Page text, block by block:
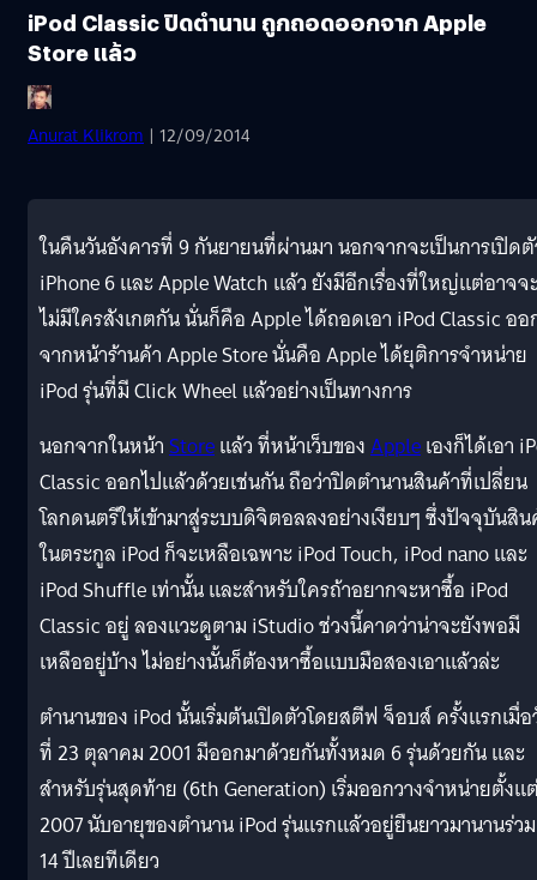
iPod Classic ปิดตำนาน ถูกถอดออกจาก Apple
Store แล้ว
Anurat Klikrom | 12/09/2014
ในคืนวันอังคารที่ 9 กันยายนที่ผ่านมา นอกจากจะเป็นการเปิด
iPhone 6 และ Apple Watch แล้ว ยังมีอีกเรื่องที่ใหญ่แต่อาจจ
ไม่มีใครสังเกตกัน นั่นก็คือ Apple ได้ถอดเอา iPod Classic ออ
จากหน้าร้านค้า Apple Store นั่นคือ Apple ได้ยุติการจำหน่าย
iPod รุ่นที่มี Click Wheel แล้วอย่างเป็นทางการ
นอกจากในหน้าStoreแล้ว ที่หน้าเว็บของAppleเองก็ได้เอา
Classic ออกไปแล้วด้วยเช่นกัน ถือว่าปิดตำนานสินค้าที่เปลี่ยน
โลกดนตรีให้เข้ามาสู่ระบบดิจิตอลลงอย่างเงียบๆ ซึ่งปัจจุบันสิ
ในตระกูล iPod ก็จะเหลือเฉพาะ iPod Touch, iPod nano และ
iPod Shuffle เท่านั้น และสำหรับใครถ้าอยากจะหาซื้อ iPod
Classic อยู่ ลองแวะดูตาม iStudio ช่วงนี้คาดว่าน่าจะยังพอมี
เหลืออยู่บ้าง ไม่อย่างนั้นก็ต้องหาซื้อแบบมือสองเอาแล้วล่ะ
ตำนานของ iPod นั้นเริ่มต้นเปิดตัวโดยสตีฟ จ็อบส์ ครั้งแรกเมื่
ที่ 23 ตุลาคม 2001 มีออกมาด้วยกันทั้งหมด 6 รุ่นด้วยกัน และ
สำหรับรุ่นสุดท้าย (6th Generation) เริ่มออกวางจำหน่ายตั้งแ
2007 นับอายุของตำนาน iPod รุ่นแรกแล้วอยู่ยืนยาวมานานร่วม
14 ปีเลยทีเดียว